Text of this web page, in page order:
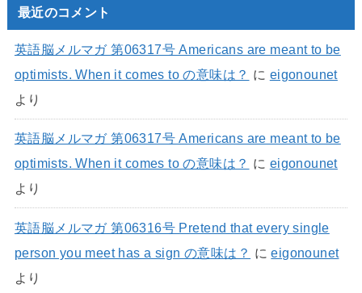
最近のコメント
英語脳メルマガ 第06317号 Americans are meant to be
optimists. When it comes to の意味は？ に eigonounet
より
英語脳メルマガ 第06317号 Americans are meant to be
optimists. When it comes to の意味は？ に eigonounet
より
英語脳メルマガ 第06316号 Pretend that every single
person you meet has a sign の意味は？ にeigonounet
より